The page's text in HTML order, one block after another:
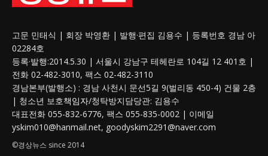
고문 민태식 | 회장 박영환 | 발행·편집 김용수 | 등록번호 경남 아
02284호
등록·발행:2014.5.30 | 서울시 강남구 테헤란로 104길 12 401호 |
전화 02-482-3010, 팩스 02-482-3110
경남본부(발행소) : 경남 사천시 문선5길 9(벌리동 450-4) 건물 2층
| 청소년 보호책임자/청탁방지담당관: 김용수
대표전화 055-832-6776, 팩스 055-835-0002 | 이메일
yskim010@hanmail.net, goodyskim2291@naver.com
©경상뉴스 since 2014